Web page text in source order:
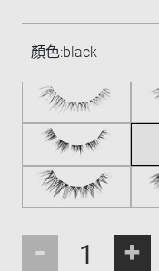
顏色:black
- +